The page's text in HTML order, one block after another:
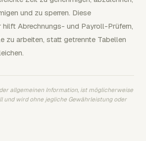
und zu sperren. Diese
hilft Abrechnungs- und Payroll-Prüfern,
zu arbeiten, statt getrennte Tabellen
allgemeinen Information, ist möglicherweise
und wird ohne jegliche Gewährleistung oder